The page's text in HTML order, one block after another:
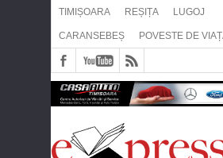
TIMIȘOARA REȘIȚA LUGOJ
CARANSEBEȘ POVESTE DE